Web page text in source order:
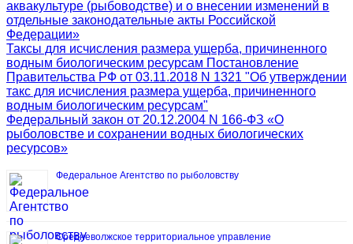
аквакультуре (рыбоводстве) и о внесении изменений в
отдельные законодательные акты Российской
Федерации»
Таксы для исчисления размера ущерба, причиненного
водным биологическим ресурсам Постановление
Правительства РФ от 03.11.2018 N 1321 "Об утверждении
такс для исчисления размера ущерба, причиненного
водным биологическим ресурсам"
Федеральный закон от 20.12.2004 N 166-ФЗ «О
рыболовстве и сохранении водных биологических
ресурсов»
Федеральное Агентство по рыболовству
Средневолжское территориальное управление